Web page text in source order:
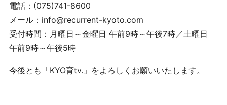
電話：(075)741-8600
メール：info@recurrent-kyoto.com
受付時間：月曜日～金曜日 午前9時～午後7時／土曜日
午前9時～午後5時
今後とも「KYO育tv.」をよろしくお願いいたします。